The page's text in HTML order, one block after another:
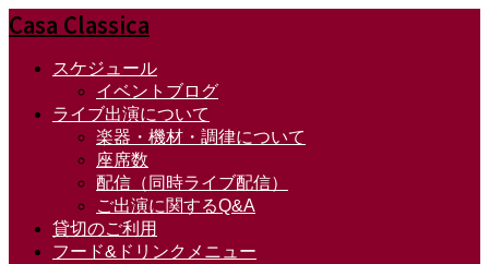
Casa Classica
スケジュール
イベントブログ
ライブ出演について
楽器・機材・調律について
座席数
配信（同時ライブ配信）
ご出演に関するQ&A
貸切のご利用
フード&ドリンクメニュー